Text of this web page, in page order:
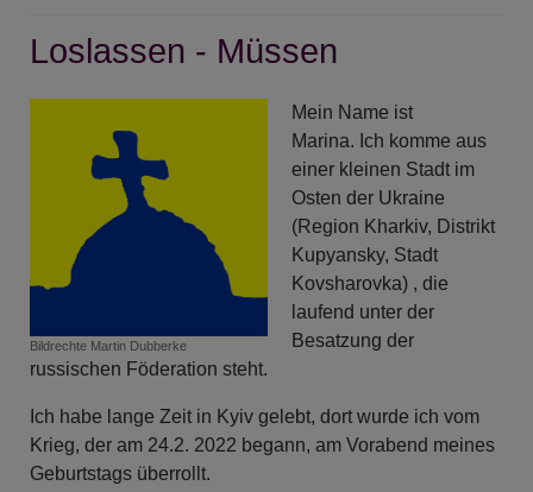
Musiker*innen
Sommer
im
2022
Loslassen - Müssen
Bildrechte Martin Dubberke
Mein Name ist
Marina. Ich komme aus
einer kleinen Stadt im
Osten der Ukraine
(Region Kharkiv, Distrikt
Kupyansky, Stadt
Kovsharovka) , die
laufend unter der
Besatzung der
russischen Föderation steht.
Ich habe lange Zeit in Kyiv gelebt, dort wurde ich vom
Krieg, der am 24.2. 2022 begann, am Vorabend meines
Geburtstags überrollt.